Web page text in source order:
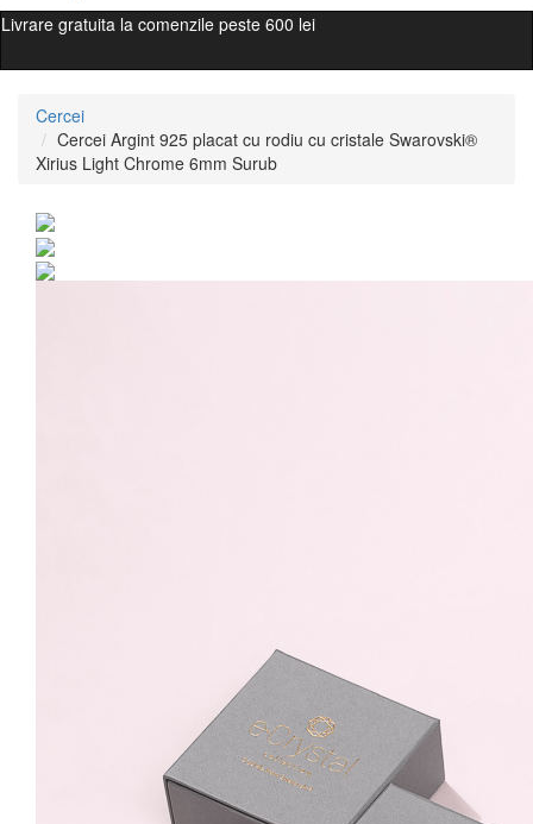
Livrare gratuita la comenzile peste 600 lei
Cercei
Cercei Argint 925 placat cu rodiu cu cristale Swarovski®
Xirius Light Chrome 6mm Surub
Swarovski® Xirius Light
Chrome 6mm Surub